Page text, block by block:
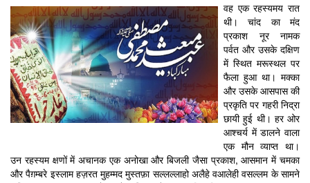
वह एक रहस्यमय रात
थी। चांद का मंद
प्रकाश नूर नामक
पर्वत और उसके दक्षिण
में स्थित मरूस्थल पर
फैला हुआ था। मक्का
और उसके आसपास की
प्रकृति पर गहरी निद्रा
छायी हुई थी। हर ओर
आश्चर्य में डालने वाला
एक मौन व्याप्त था।
उन रहस्यम क्षणों में अचानक एक अनोखा और बिजली जैसा प्रकाश, आसमान में चमका
और पैग़म्बरे इस्लाम हज़रत मुहम्मद मुस्तफ़ा सल्लल्लाहो अलैहे वआलेही वसल्लम के सामने